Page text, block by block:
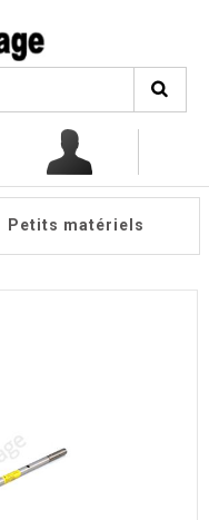
Petits matériels